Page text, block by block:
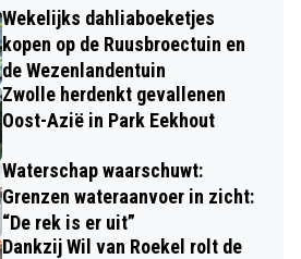
Wekelijks dahliaboeketjes
kopen op de Ruusbroectuin en
de Wezenlandentuin
Zwolle herdenkt gevallenen
Oost-Azië in Park Eekhout
Waterschap waarschuwt:
Grenzen wateraanvoer in zicht:
“De rek is er uit”
Dankzij Wil van Roekel rolt de